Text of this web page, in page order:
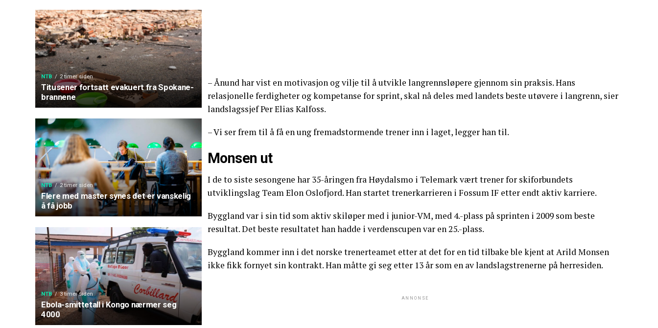
NTB 2 timer siden
Titusener fortsatt evakuert fra Spokane-
brannene
NTB 2 timer siden
Flere med master synes det er vanskelig
å få jobb
NTB 3 timer siden
Ebola-smittetall i Kongo nærmer seg
4000
– Ånund har vist en motivasjon og vilje til å utvikle langrennsløpere gjennom sin praksis. Hans
relasjonelle ferdigheter og kompetanse for sprint, skal nå deles med landets beste utøvere i langrenn, sier
landslagssjef Per Elias Kalfoss.
– Vi ser frem til å få en ung fremadstormende trener inn i laget, legger han til.
Monsen ut
I de to siste sesongene har 35-åringen fra Høydalsmo i Telemark vært trener for skiforbundets
utviklingslag Team Elon Oslofjord. Han startet trenerkarrieren i Fossum IF etter endt aktiv karriere.
Byggland var i sin tid som aktiv skiløper med i junior-VM, med 4.-plass på sprinten i 2009 som beste
resultat. Det beste resultatet han hadde i verdenscupen var en 25.-plass.
Byggland kommer inn i det norske trenerteamet etter at det for en tid tilbake ble kjent at Arild Monsen
ikke fikk fornyet sin kontrakt. Han måtte gi seg etter 13 år som en av landslagstrenerne på herresiden.
ANNONSE